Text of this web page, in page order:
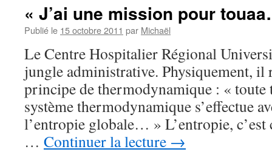
« J’ai une mission pour
Publié le 15 octobre 2011 par Michaël
Le Centre Hospitalier Régional
jungle administrative. Physiquement, il
principe de thermodynamique : « toute
système thermodynamique s’effectue
l’entropie globale… » L’entropie, c’est
… Continuer la lecture →